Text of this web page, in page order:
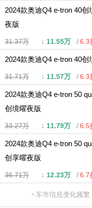
2024款奥迪Q4 e-tron 40创
夜版
31.37万 ↓ 11.55万 6.3
2024款奥迪Q4 e-tron 40创
31.71万 ↓ 11.57万 6.3
2024款奥迪Q4 e-tron 50
创境曜夜版
33.27万 ↓ 11.79万 6.5
2024款奥迪Q4 e-tron 50
创享曜夜版
36.71万 ↓ 12.23万 6.7
车市信息变化频